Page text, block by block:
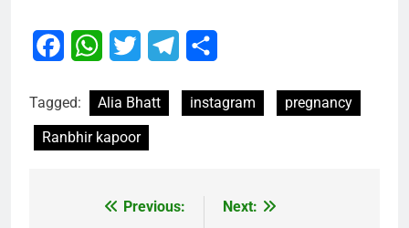
FacebookWhatsApp
Twitter Telegram
Tagged: Alia Bhatt instagram
pregnancy
Ranbhir kapoor
Previous:
Next: